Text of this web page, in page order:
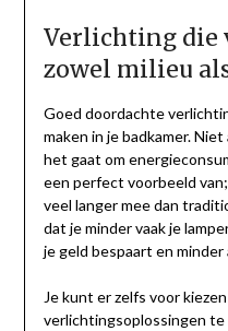
Verlichting die
zowel milieu
Goed doordachte
maken in je badkamer.
het gaat om
een perfect voorbeeld
veel langer mee dan
dat je minder vaak je
je geld bespaart en
Je kunt er zelfs voor
verlichtingsoplossingen